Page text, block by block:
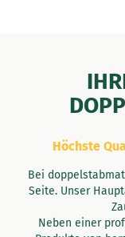
Höchste
Bei
Seite. Unser
Neben einer